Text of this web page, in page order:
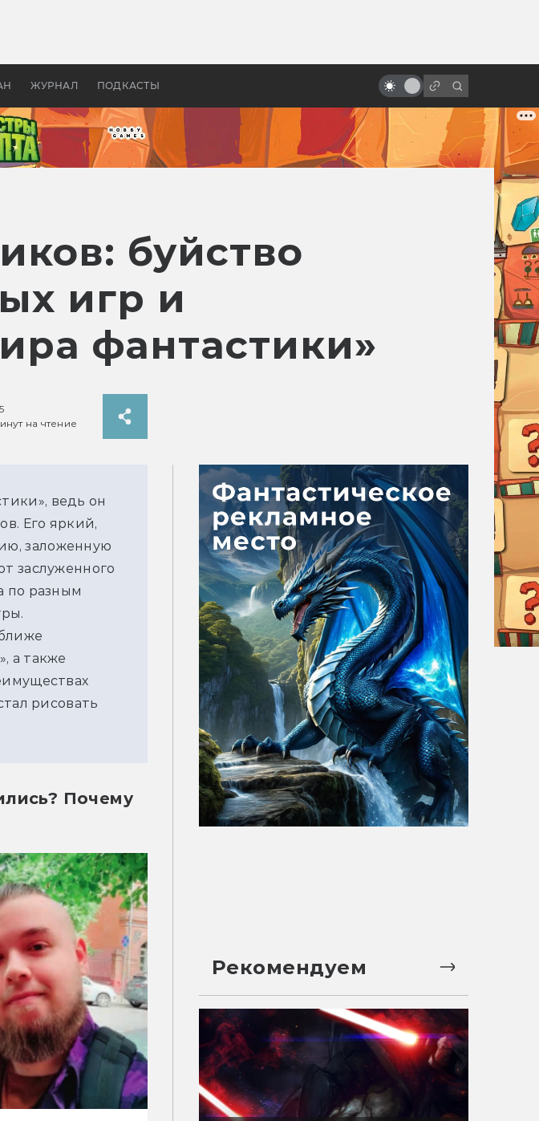
ЖУРНАЛ ПОДКАСТЫ
бы «Властелина колец»
страньше!
буйство
игр и
фантастики»
на чтение
ведь он
Его яркий,
заложенную
заслуженного
по разным
а также
рисовать
Почему
Рекомендуем